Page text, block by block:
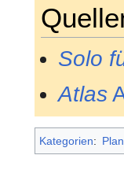
Solo
Atlas
Kategorien: